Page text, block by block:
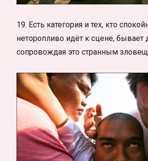
19. Есть категория и тех, кто
неторопливо идёт к сцене, бывает
сопровождая это странным